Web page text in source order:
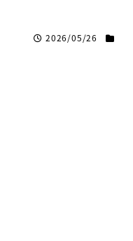
2026/05/26